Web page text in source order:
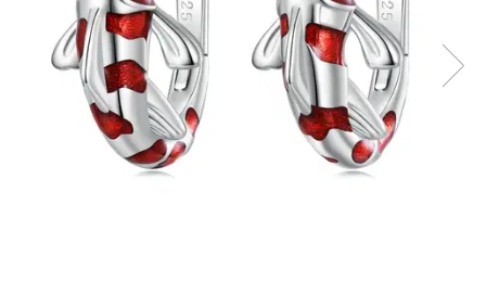
semipretioase
Bijuterii argint placat cu aur
Bijuterii argint cu diverse
Bijuterii argint cu murano
Bijuterii de Lux
Bijuterii gotice si rock
Bijuterii Handmade
Bijuterii fantezie
Casete si cutii de bijuterii